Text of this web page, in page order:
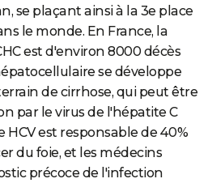
se plaçant ainsi à la 3e place
le monde. En France, la
est d'environ 8000 décès
se développe
de cirrhose, qui peut être
par le virus de l'hépatite C
HCV est responsable de 40%
du foie, et les médecins
précoce de l'infection